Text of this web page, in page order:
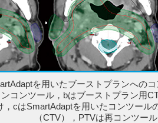
を用いたブーストプランへの
コンツール，bはブーストプラン用
，cはSmartAdaptを用いたコンツール
（CTV），PTVは再コンツー